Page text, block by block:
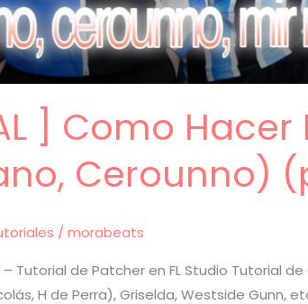
] Como
Cerounno)
/morabeats
Tutorial de Patcher en FL Studio Tutorial de
H de Perra), Griselda, Westside